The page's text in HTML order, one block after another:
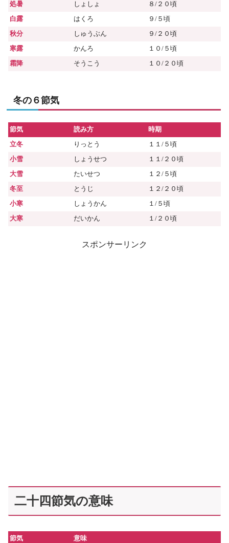
処暑 しょしょ ８/２０頃
白露 はくろ ９/５頃
秋分 しゅうぶん ９/２０頃
寒露 かんろ １０/５頃
霜降 そうこう １０/２０頃
冬の６節気
節気 読み方 時期
立冬 りっとう １１/５頃
小雪 しょうせつ １１/２０頃
大雪 たいせつ １２/５頃
冬至 とうじ １２/２０頃
小寒 しょうかん １/５頃
大寒 だいかん １/２０頃
スポンサーリンク
二十四節気の意味
節気 意味